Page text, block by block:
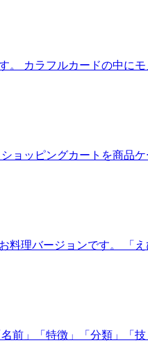
カラフルカードの中に
ョッピングカートを商品
理バージョンです。 「
前」「特徴」「分類」「